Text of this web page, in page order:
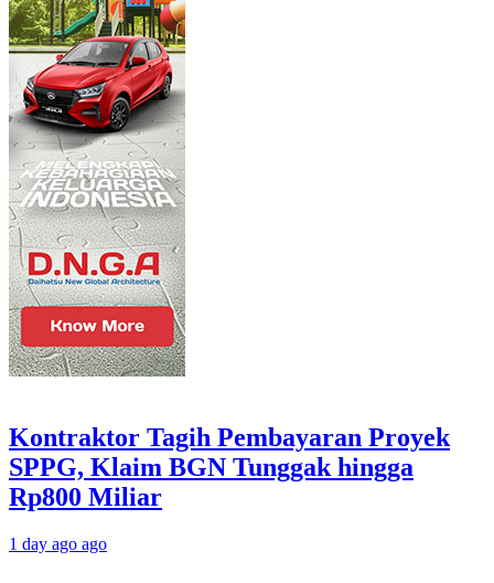
Kontraktor Tagih Pembayaran Proyek
SPPG, Klaim BGN Tunggak hingga
Rp800 Miliar
1 day ago ago